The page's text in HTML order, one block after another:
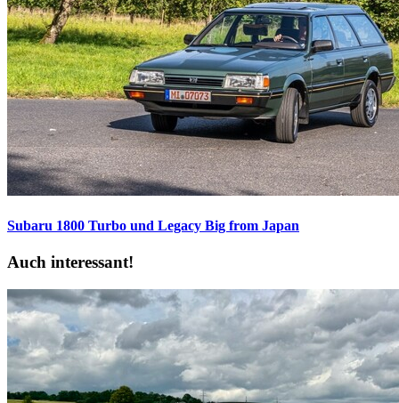
Subaru 1800 Turbo und Legacy Big from Japan
Auch interessant!